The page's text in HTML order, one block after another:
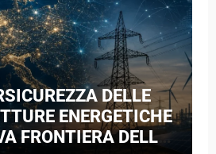
DELLE
ENERGETICHE
FRONTIERA DELLA